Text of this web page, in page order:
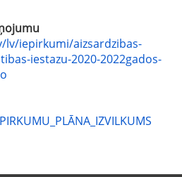
lv/iepirkumi/aizsardzibas-
iestazu-2020-2022gados-